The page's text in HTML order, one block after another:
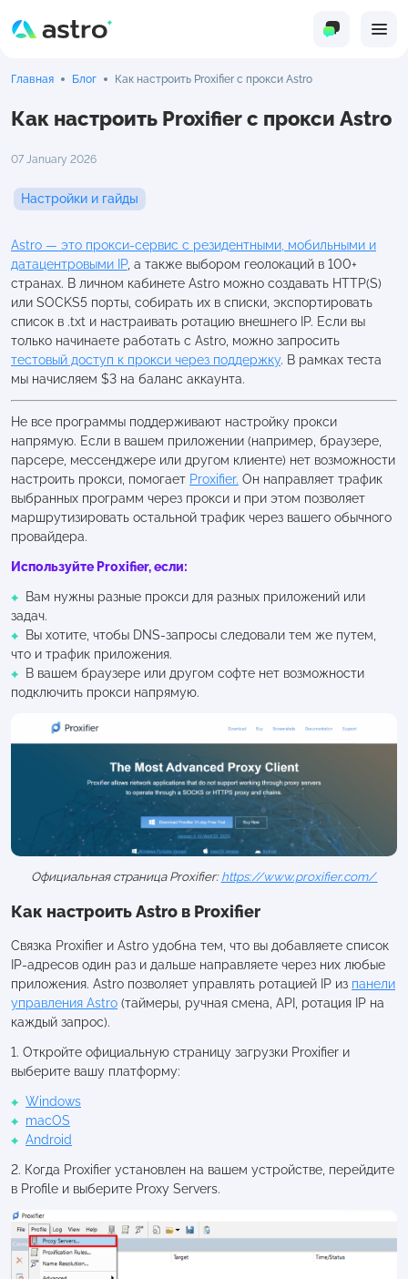
Главная Блог Как настроить Proxifier с прокси Astro
Как настроить Proxifier с прокси Astro
07 January 2026
Настройки и гайды
Astro — это прокси-сервис с резидентными, мобильными и
датацентровыми IP, а также выбором геолокаций в 100+
странах. В личном кабинете Astro можно создавать HTTP(S)
или SOCKS5 порты, собирать их в списки, экспортировать
список в .txt и настраивать ротацию внешнего IP. Если вы
только начинаете работать с Astro, можно запросить
тестовый доступ к прокси через поддержку. В рамках теста
мы начисляем $3 на баланс аккаунта.
Не все программы поддерживают настройку прокси
напрямую. Если в вашем приложении (например, браузере,
парсере, мессенджере или другом клиенте) нет возможности
настроить прокси, помогает Proxifier. Он направляет трафик
выбранных программ через прокси и при этом позволяет
маршрутизировать остальной трафик через вашего обычного
провайдера.
Используйте Proxifier, если:
Вам нужны разные прокси для разных приложений или
задач.
Вы хотите, чтобы DNS-запросы следовали тем же путем,
что и трафик приложения.
В вашем браузере или другом софте нет возможности
подключить прокси напрямую.
Официальная страница Proxifier:https://www.proxifier.com/
Как настроить Astro в Proxifier
Связка Proxifier и Astro удобна тем, что вы добавляете список
IP-адресов один раз и дальше направляете через них любые
приложения. Astro позволяет управлять ротацией IP из панели
управления Astro (таймеры, ручная смена, API, ротация IP на
каждый запрос).
1. Откройте официальную страницу загрузки Proxifier и
выберите вашу платформу:
Windows
macOS
Android
2. Когда Proxifier установлен на вашем устройстве, перейдите
в Profile и выберите Proxy Servers.